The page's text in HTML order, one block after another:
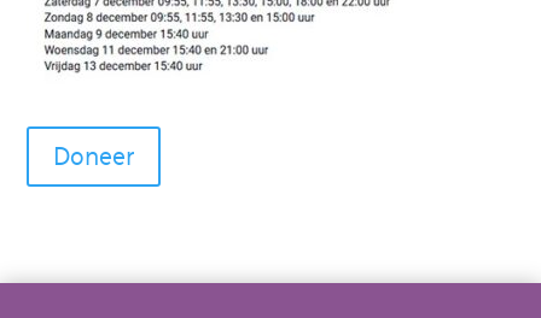
Doneer